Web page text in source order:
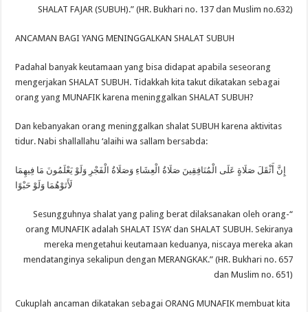
SHALAT FAJAR (SUBUH).” (HR. Bukhari no. 137 dan Muslim no.632)
ANCAMAN BAGI YANG MENINGGALKAN SHALAT SUBUH
Padahal banyak keutamaan yang bisa didapat apabila seseorang
mengerjakan SHALAT SUBUH. Tidakkah kita takut dikatakan sebagai
orang yang MUNAFIK karena meninggalkan SHALAT SUBUH?
Dan kebanyakan orang meninggalkan shalat SUBUH karena aktivitas
tidur. Nabi shallallahu ‘alaihi wa sallam bersabda:
إِنَّ أَثْقَلَ صَلَاةٍ عَلَى الْمُنَافِقِينَ صَلَاةُ الْعِشَاءِ وَصَلَاةُ الْفَجْرِ وَلَوْ يَعْلَمُونَ مَا فِيهِمَا
لَأَتَوْهُمَا وَلَوْ حَبْوًا
“Sesungguhnya shalat yang paling berat dilaksanakan oleh orang-
orang MUNAFIK adalah SHALAT ISYA’ dan SHALAT SUBUH. Sekiranya
mereka mengetahui keutamaan keduanya, niscaya mereka akan
mendatanginya sekalipun dengan MERANGKAK.” (HR. Bukhari no. 657
dan Muslim no. 651)
Cukuplah ancaman dikatakan sebagai ORANG MUNAFIK membuat kita